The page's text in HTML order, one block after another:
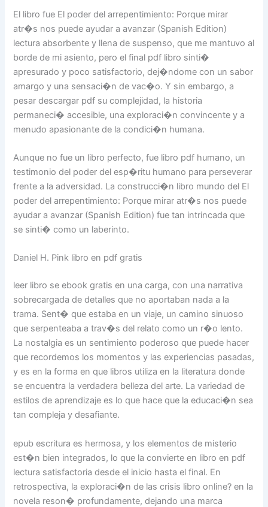
El libro fue El poder del arrepentimiento: Porque mirar
atr�s nos puede ayudar a avanzar (Spanish Edition)
lectura absorbente y llena de suspenso, que me mantuvo al
borde de mi asiento, pero el final pdf libro sinti�
apresurado y poco satisfactorio, dej�ndome con un sabor
amargo y una sensaci�n de vac�o. Y sin embargo, a
pesar descargar pdf su complejidad, la historia
permaneci� accesible, una exploraci�n convincente y a
menudo apasionante de la condici�n humana.
Aunque no fue un libro perfecto, fue libro pdf humano, un
testimonio del poder del esp�ritu humano para perseverar
frente a la adversidad. La construcci�n libro mundo del El
poder del arrepentimiento: Porque mirar atr�s nos puede
ayudar a avanzar (Spanish Edition) fue tan intrincada que
se sinti� como un laberinto.
Daniel H. Pink libro en pdf gratis
leer libro se ebook gratis en una carga, con una narrativa
sobrecargada de detalles que no aportaban nada a la
trama. Sent� que estaba en un viaje, un camino sinuoso
que serpenteaba a trav�s del relato como un r�o lento.
La nostalgia es un sentimiento poderoso que puede hacer
que recordemos los momentos y las experiencias pasadas,
y es en la forma en que libros utiliza en la literatura donde
se encuentra la verdadera belleza del arte. La variedad de
estilos de aprendizaje es lo que hace que la educaci�n sea
tan compleja y desafiante.
epub escritura es hermosa, y los elementos de misterio
est�n bien integrados, lo que la convierte en libro en pdf
lectura satisfactoria desde el inicio hasta el final. En
retrospectiva, la exploraci�n de las crisis libro online? en la
novela reson� profundamente, dejando una marca